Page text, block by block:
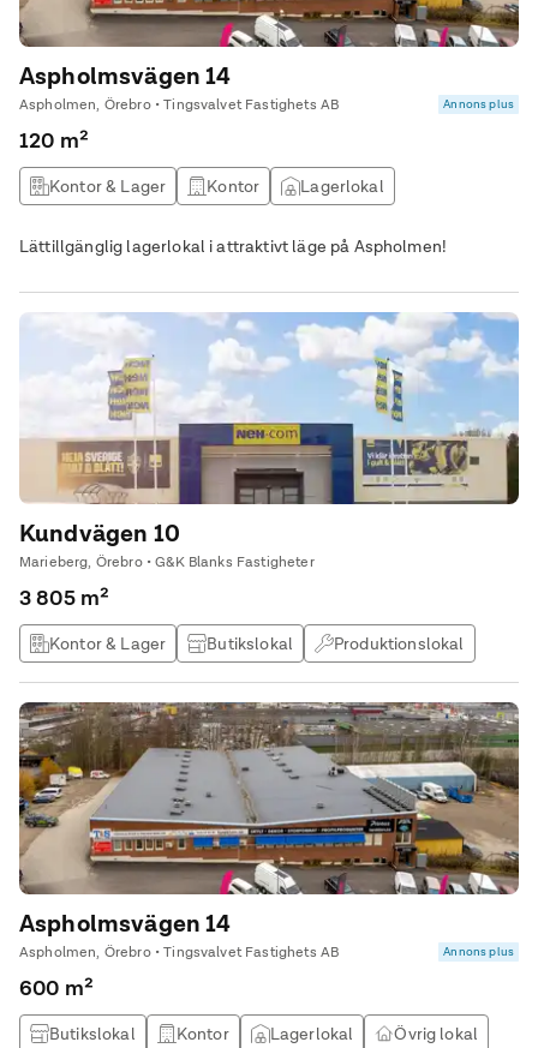
Aspholmsvägen 14
Aspholmen, Örebro • Tingsvalvet Fastighets AB Annons plus
120 m²
Kontor & Lager Kontor
Lagerlokal
Lättillgänglig lagerlokal i attraktivt läge på Aspholmen!
Kundvägen 10
Marieberg, Örebro • G&K Blanks Fastigheter
3 805 m²
Kontor & Lager Butikslokal
Produktionslokal
Lagerlokal
Aspholmsvägen 14
Aspholmen, Örebro • Tingsvalvet Fastighets AB Annons plus
600 m²
Butikslokal Kontor Lagerlokal Övrig lokal